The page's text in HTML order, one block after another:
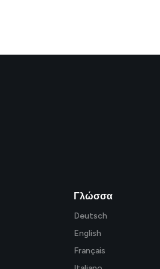
Γλώσσα
Deutsch
English
Français